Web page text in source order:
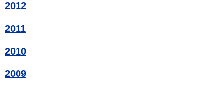
2012
2011
2010
2009